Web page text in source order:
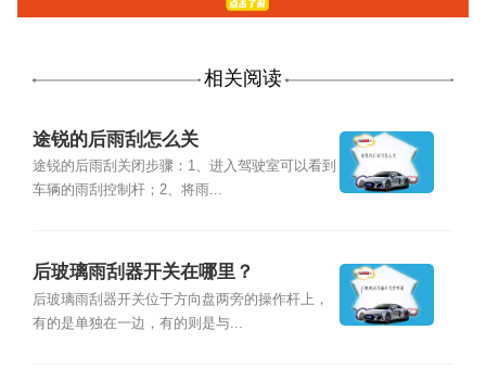
相关阅读
途锐的后雨刮怎么关
途锐的后雨刮关闭步骤：1、进入驾驶室可以看到
车辆的雨刮控制杆；2、将雨...
后玻璃雨刮器开关在哪里？
后玻璃雨刮器开关位于方向盘两旁的操作杆上，
有的是单独在一边，有的则是与...